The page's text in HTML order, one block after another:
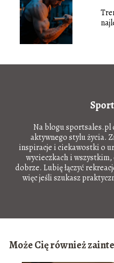
Na blogu sportsales.pl
aktywnego stylu życia.
inspiracje i ciekawostki o
wycieczkach i wszystkim,
dobrze. Lubię łączyć
więc jeśli szukasz
Może Cię również